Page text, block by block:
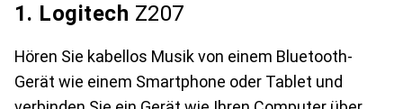
1. Logitech Z207
Hören Sie kabellos Musik von einem Bluetooth-
Gerät wie einem Smartphone oder Tablet und